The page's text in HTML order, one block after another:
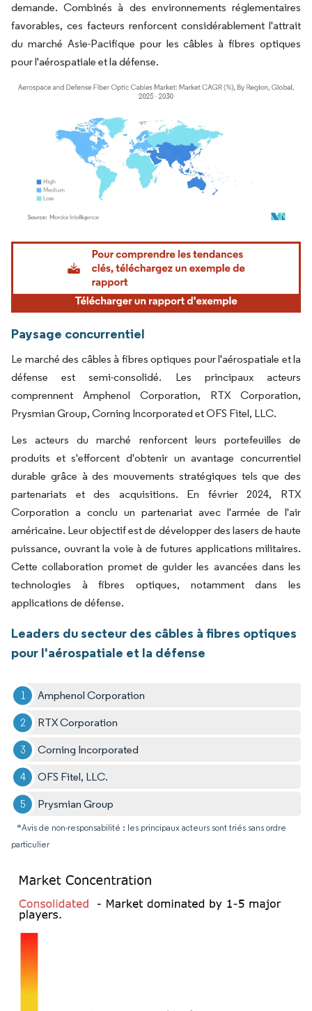
demande. Combinés à des environnements réglementaires
favorables, ces facteurs renforcent considérablement l'attrait
du marché Asie-Pacifique pour les câbles à fibres optiques
pour l'aérospatiale et la défense.
Image © Mordor Intelligence. La réutilisation nécessite une attribution sous CC BY
Paysage concurrentiel
Le marché des câbles à fibres optiques pour l'aérospatiale et la
défense est semi-consolidé. Les principaux acteurs
comprennent Amphenol Corporation, RTX Corporation,
Prysmian Group, Corning Incorporated et OFS Fitel, LLC.
Les acteurs du marché renforcent leurs portefeuilles de
produits et s'efforcent d'obtenir un avantage concurrentiel
durable grâce à des mouvements stratégiques tels que des
partenariats et des acquisitions. En février 2024, RTX
Corporation a conclu un partenariat avec l'armée de l'air
américaine. Leur objectif est de développer des lasers de haute
puissance, ouvrant la voie à de futures applications militaires.
Cette collaboration promet de guider les avancées dans les
technologies à fibres optiques, notamment dans les
applications de défense.
Leaders du secteur des câbles à fibres optiques
pour l'aérospatiale et la défense
Amphenol Corporation
RTX Corporation
Corning Incorporated
OFS Fitel, LLC.
Prysmian Group
*Avis de non-responsabilité : les principaux acteurs sont triés sans ordre
particulier